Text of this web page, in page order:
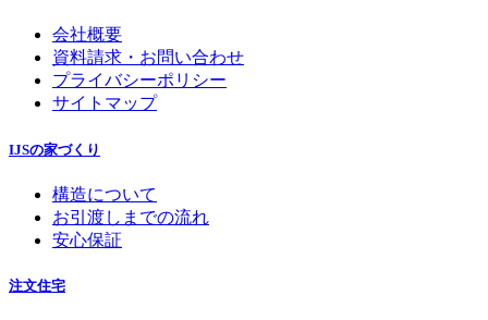
会社概要
資料請求・お問い合わせ
プライバシーポリシー
サイトマップ
IJSの家づくり
構造について
お引渡しまでの流れ
安心保証
注文住宅